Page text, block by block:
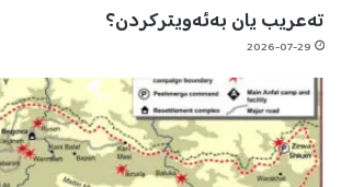
تەعریب یان بەئەویترکردن؟
2026-07-29